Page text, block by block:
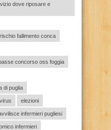
dove riposare e
fallimento conca
concorso oss foggia
di puglia
elezioni
infermieri pugliesi
infermieri